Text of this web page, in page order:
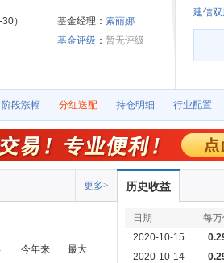
） 基金经理： 索丽娜
基金评级 ： 暂无评级
建信双
阶段涨幅 分红送配 持仓明细 行业配置
更多>
今年来 最大
历史收益
日期 每万
2020-10-15
2020-10-14